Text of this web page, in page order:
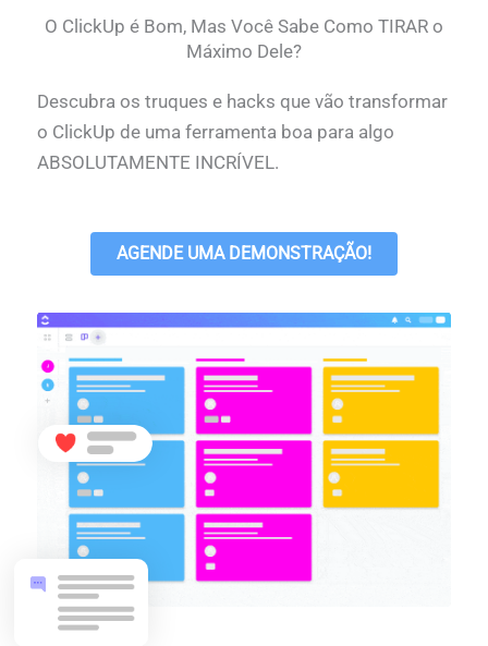
O ClickUp é Bom, Mas Você Sabe Como TIRAR o
Máximo Dele?
Descubra os truques e hacks que vão transformar
o ClickUp de uma ferramenta boa para algo
ABSOLUTAMENTE INCRÍVEL.
AGENDE UMA DEMONSTRAÇÃO!